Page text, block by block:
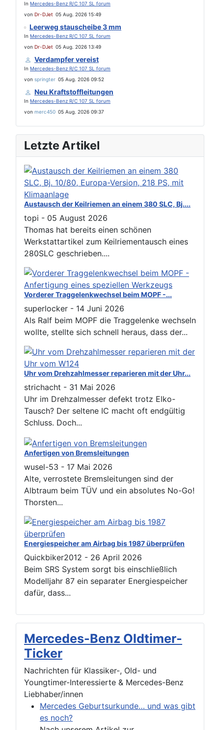
In Mercedes-Benz R/C 107 SL forum
von Dr-DJet 05 Aug. 2026 15:49
Leerweg stauscheibe 3 mm
In Mercedes-Benz R/C 107 SL forum
von Dr-DJet 05 Aug. 2026 13:49
Verdampfer vereist
In Mercedes-Benz R/C 107 SL forum
von springter 05 Aug. 2026 09:52
Neu Kraftstoffleitungen
In Mercedes-Benz R/C 107 SL forum
von merc450 05 Aug. 2026 09:37
Letzte Artikel
Austausch der Keilriemen an einem 380 SLC, Bj....
topi - 05 August 2026
Thomas hat bereits einen schönen
Werkstattartikel zum Keilriementausch eines
280SLC geschrieben....
Vorderer Traggelenkwechsel beim MOPF -...
superlocker - 14 Juni 2026
Als Ralf beim MOPF die Traggelenke wechseln
wollte, stellte sich schnell heraus, dass der...
Uhr vom Drehzahlmesser reparieren mit der Uhr...
strichacht - 31 Mai 2026
Uhr im Drehzalmesser defekt trotz Elko-
Tausch? Der seltene IC macht oft endgültig
Schluss. Doch...
Anfertigen von Bremsleitungen
wusel-53 - 17 Mai 2026
Alte, verrostete Bremsleitungen sind der
Albtraum beim TÜV und ein absolutes No-Go!
Thorsten...
Energiespeicher am Airbag bis 1987 überprüfen
Quickbiker2012 - 26 April 2026
Beim SRS System sorgt bis einschließlich
Modelljahr 87 ein separater Energiespeicher
dafür, dass...
Mercedes-Benz Oldtimer-
Ticker
Nachrichten für Klassiker-, Old- und
Youngtimer-Interessierte & Mercedes-Benz
Liebhaber/innen
Mercedes Geburtsurkunde… und was gibt
es noch?